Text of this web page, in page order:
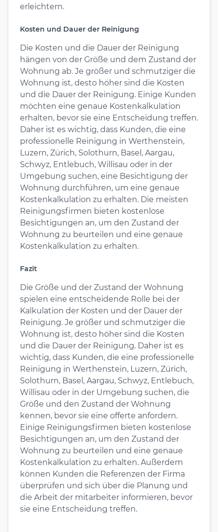
erleichtern.
Kosten und Dauer der Reinigung
Die Kosten und die Dauer der Reinigung
hängen von der Größe und dem Zustand der
Wohnung ab. Je größer und schmutziger die
Wohnung ist, desto höher sind die Kosten
und die Dauer der Reinigung. Einige Kunden
möchten eine genaue Kostenkalkulation
erhalten, bevor sie eine Entscheidung treffen.
Daher ist es wichtig, dass Kunden, die eine
professionelle Reinigung in Werthenstein,
Luzern, Zürich, Solothurn, Basel, Aargau,
Schwyz, Entlebuch, Willisau oder in der
Umgebung suchen, eine Besichtigung der
Wohnung durchführen, um eine genaue
Kostenkalkulation zu erhalten. Die meisten
Reinigungsfirmen bieten kostenlose
Besichtigungen an, um den Zustand der
Wohnung zu beurteilen und eine genaue
Kostenkalkulation zu erhalten.
Fazit
Die Größe und der Zustand der Wohnung
spielen eine entscheidende Rolle bei der
Kalkulation der Kosten und der Dauer der
Reinigung. Je größer und schmutziger die
Wohnung ist, desto höher sind die Kosten
und die Dauer der Reinigung. Daher ist es
wichtig, dass Kunden, die eine professionelle
Reinigung in Werthenstein, Luzern, Zürich,
Solothurn, Basel, Aargau, Schwyz, Entlebuch,
Willisau oder in der Umgebung suchen, die
Größe und den Zustand der Wohnung
kennen, bevor sie eine offerte anfordern.
Einige Reinigungsfirmen bieten kostenlose
Besichtigungen an, um den Zustand der
Wohnung zu beurteilen und eine genaue
Kostenkalkulation zu erhalten. Außerdem
können Kunden die Referenzen der Firma
überprüfen und sich über die Planung und
die Arbeit der mitarbeiter informieren, bevor
sie eine Entscheidung treffen.